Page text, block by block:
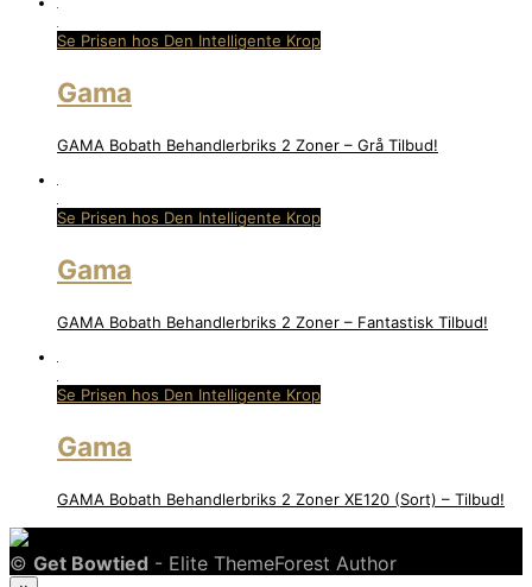
Se Prisen hos Den Intelligente Krop
Gama
GAMA Bobath Behandlerbriks 2 Zoner – Grå Tilbud!
Se Prisen hos Den Intelligente Krop
Gama
GAMA Bobath Behandlerbriks 2 Zoner – Fantastisk Tilbud!
Se Prisen hos Den Intelligente Krop
Gama
GAMA Bobath Behandlerbriks 2 Zoner XE120 (Sort) – Tilbud!
© Get Bowtied - Elite ThemeForest Author